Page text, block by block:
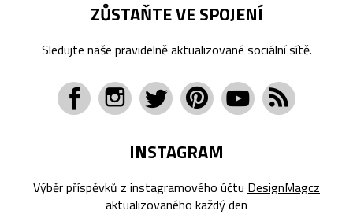
ZŮSTAŇTE VE SPOJENÍ
Sledujte naše pravidelně aktualizované sociální sítě.
INSTAGRAM
Výběr příspěvků z instagramového účtu DesignMagcz
aktualizovaného každý den